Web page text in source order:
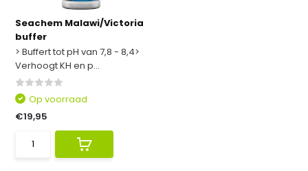
Seachem Malawi/Victoria
buffer
> Buffert tot pH van 7,8 - 8,4>
Verhoogt KH en p...
Op voorraad
€19,95